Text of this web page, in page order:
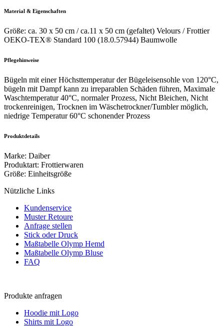
Material & Eigenschaften
Größe: ca. 30 x 50 cm / ca.11 x 50 cm (gefaltet) Velours / Frottier
OEKO-TEX® Standard 100 (18.0.57944) Baumwolle
Pflegehinweise
Bügeln mit einer Höchsttemperatur der Bügeleisensohle von 120°C,
bügeln mit Dampf kann zu irreparablen Schäden führen, Maximale
Waschtemperatur 40°C, normaler Prozess, Nicht Bleichen, Nicht
trockenreinigen, Trocknen im Wäschetrockner/Tumbler möglich,
niedrige Temperatur 60°C schonender Prozess
Produktdetails
Marke: Daiber
Produktart: Frottierwaren
Größe: Einheitsgröße
Nützliche Links
Kundenservice
Muster Retoure
Anfrage stellen
Stick oder Druck
Maßtabelle Olymp Hemd
Maßtabelle Olymp Bluse
FAQ
Produkte anfragen
Hoodie mit Logo
Shirts mit Logo